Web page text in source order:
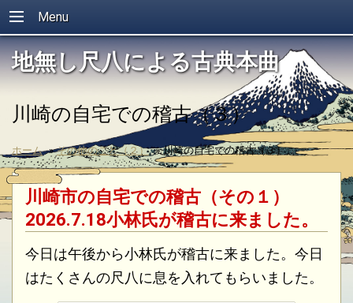
Menu
地無し尺八による古典本曲
川崎の自宅での稽古（３）
ホーム » その他のこと（２） » 川崎の自宅での稽古（３）
川崎市の自宅での稽古（その１）
2026.7.18小林氏が稽古に来ました。
今日は午後から小林氏が稽古に来ました。今日
はたくさんの尺八に息を入れてもらいました。